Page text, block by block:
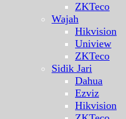
ZKTeco
Wajah
Hikvision
Uniview
ZKTeco
Sidik Jari
Dahua
Ezviz
Hikvision